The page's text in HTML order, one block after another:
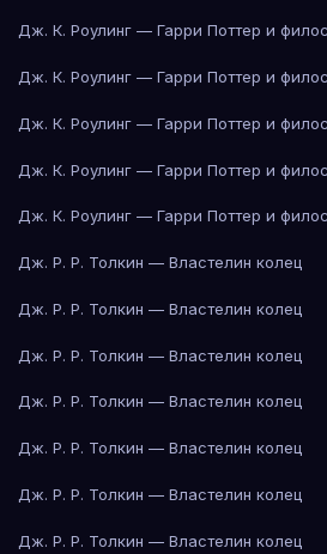
Дж. К. Роулинг — Гарри Поттер и
Дж. К. Роулинг — Гарри Поттер и
Дж. К. Роулинг — Гарри Поттер и
Дж. К. Роулинг — Гарри Поттер и
Дж. К. Роулинг — Гарри Поттер и
Дж. Р. Р. Толкин — Властелин колец
Дж. Р. Р. Толкин — Властелин колец
Дж. Р. Р. Толкин — Властелин колец
Дж. Р. Р. Толкин — Властелин колец
Дж. Р. Р. Толкин — Властелин колец
Дж. Р. Р. Толкин — Властелин колец
Дж. Р. Р. Толкин — Властелин колец